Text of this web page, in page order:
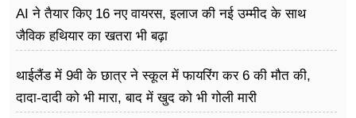
AI ने तैयार किए 16 नए वायरस, इलाज की नई उम्मीद के साथ
जैविक हथियार का खतरा भी बढ़ा
थाईलैंड में 9वी के छात्र ने स्कूल में फायरिंग कर 6 की मौत की,
दादा-दादी को भी मारा, बाद में खुद को भी गोली मारी